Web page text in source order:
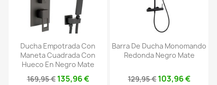
Ducha Empotrada Con
Maneta Cuadrada Con
Hueco En Negro Mate
169,95 € 135,96 €
Barra De Ducha Monomando
Redonda Negro Mate
129,95 € 103,96 €